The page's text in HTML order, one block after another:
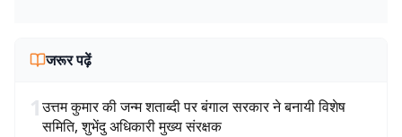
जरूर पढ़ें
1उत्तम कुमार की जन्म शताब्दी पर बंगाल सरकार ने बनायी विशेष
समिति, शुभेंदु अधिकारी मुख्य संरक्षक